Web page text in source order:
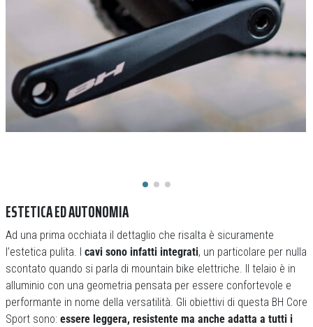
ESTETICA ED AUTONOMIA
Ad una prima occhiata il dettaglio che risalta è sicuramente
l’estetica pulita. I cavi sono infatti integrati, un particolare per nulla
scontato quando si parla di mountain bike elettriche. Il telaio è in
alluminio con una geometria pensata per essere confortevole e
performante in nome della versatilità. Gli obiettivi di questa BH Core
Sport sono: essere leggera, resistente ma anche adatta a tutti i